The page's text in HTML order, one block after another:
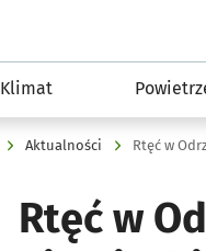
Klimat
Aktualności
Rtęć w